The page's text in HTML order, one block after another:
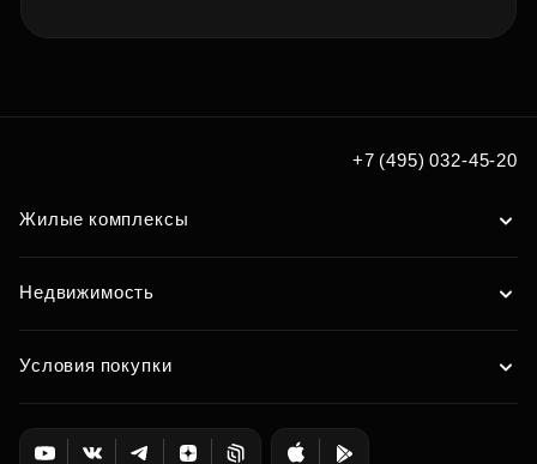
+7 (495) 032-45-20
Жилые комплексы
Недвижимость
Условия покупки